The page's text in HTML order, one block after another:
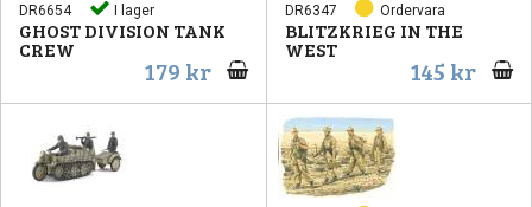
DR6654 I lager
GHOST DIVISION TANK
CREW
179 kr
DR6347 Ordervara
BLITZKRIEG IN THE
WEST
145 kr